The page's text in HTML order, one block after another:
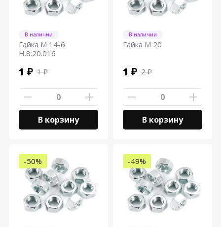
В наличии
Гайка M 14-6
H.8.20.016
1 ₽ 1 ₽
В корзину
В наличии
Гайка М 20
1 ₽ 2 ₽
В корзину
-50% -49%